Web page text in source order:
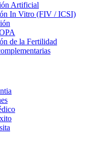
Artificial
In Vitro (FIV / ICSI)
de la Fertilidad